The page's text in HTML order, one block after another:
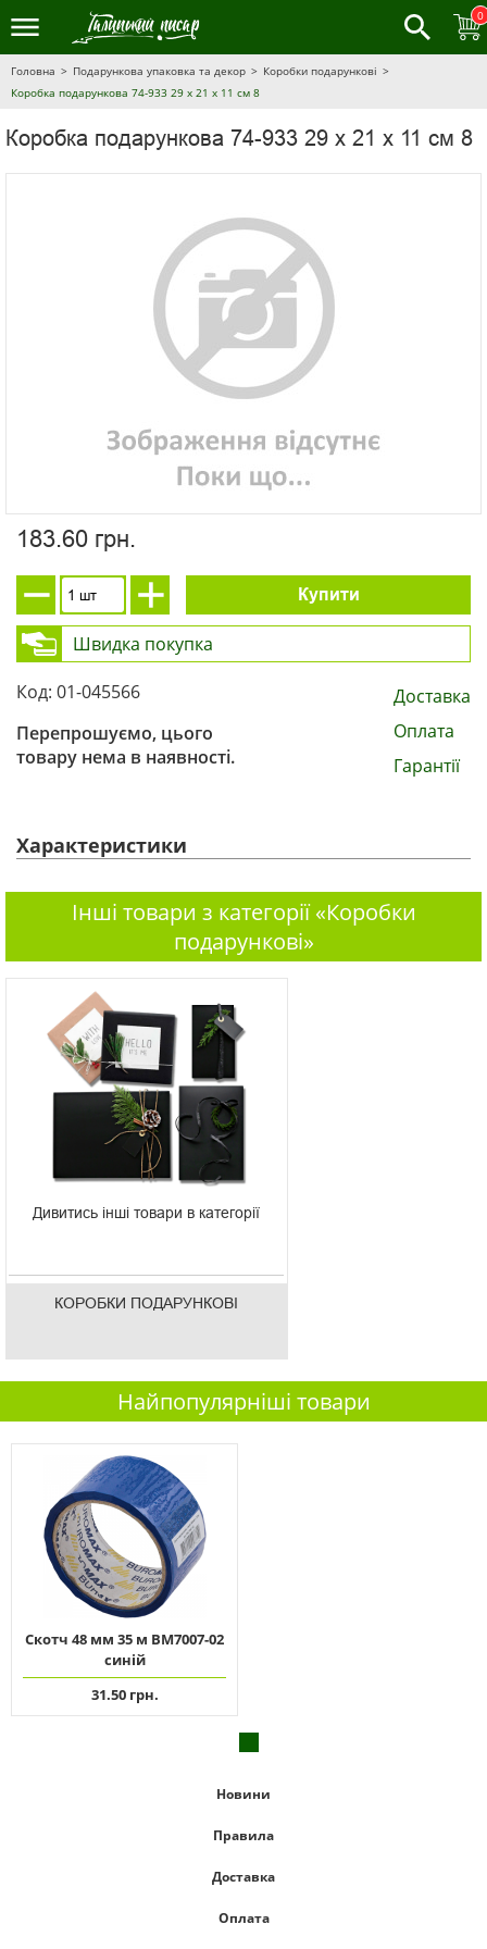
0
Головна Подарункова упаковка та декор
Коробки подарункові
Коробка подарункова 74-933 29 х 21 х 11 см 8
Коробка подарункова 74-933 29 х 21 х 11 см 8
183.60 грн.
Купити
Швидка покупка
Код: 01-045566
Перепрошуємо, цього
товару нема в наявності.
Доставка
Оплата
Гарантії
Характеристики
Інші товари з категорії «Коробки
подарункові»
Дивитись інші товари в категорії
КОРОБКИ ПОДАРУНКОВІ
Найпопулярніші товари
Скотч 48 мм 35 м ВМ7007-02
синій
31.50 грн.
Новини
Правила
Доставка
Оплата